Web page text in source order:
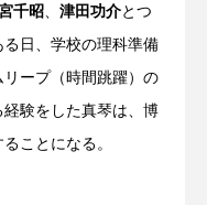
千昭、 津田功介とつ
日、学校の理科準備
ープ（時間跳躍）の
験をした真琴は、博
ことになる。